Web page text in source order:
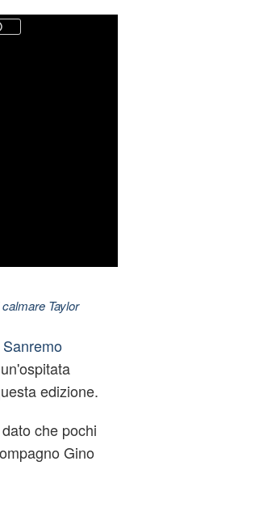
Taylor
edizione.
che pochi
Gino